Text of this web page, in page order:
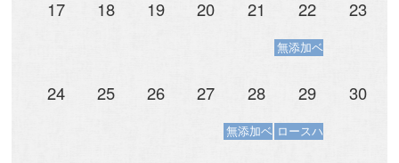
17 18 19 20 21 22 23
無添加ベーコン
24 25 26 27 28 29 30
無添加ベーコンロースハム講座